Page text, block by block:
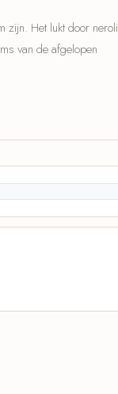
zijn. Het lukt door neroli
van de afgelopen